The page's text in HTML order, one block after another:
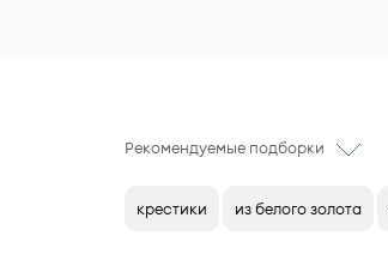
Рекомендуемые подборки
крестики из белого золота